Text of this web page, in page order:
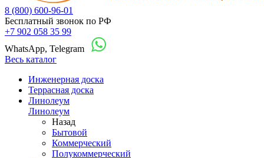
8 (800) 600-96-01
Бесплатный звонок по РФ
+7 902 058 35 99
WhatsApp, Telegram
Весь каталог
Инженерная доска
Террасная доска
Линолеум
Линолеум
Назад
Бытовой
Коммерческий
Полукоммерческий